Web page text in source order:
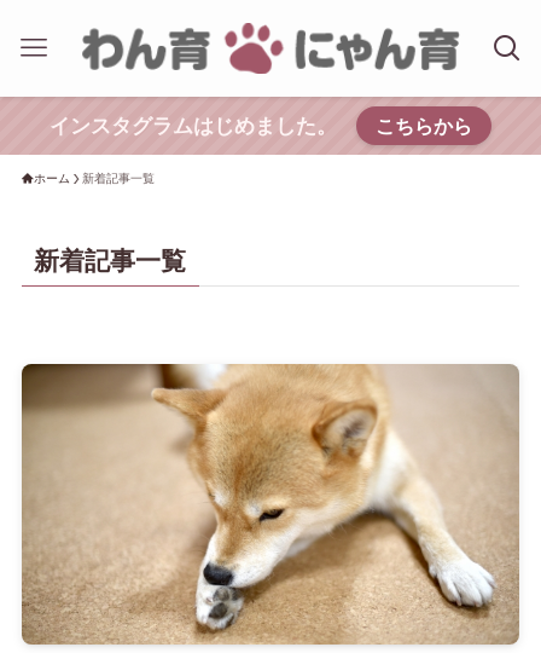
インスタグラムはじめました。 こちらから
ホーム 新着記事一覧
新着記事一覧